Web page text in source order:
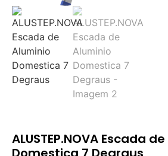
ALUSTEP.NOVA Escada